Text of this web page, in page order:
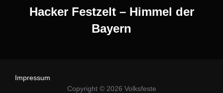
Hacker Festzelt – Himmel der
Bayern
Impressum
Copyright © 2026 Volksfeste